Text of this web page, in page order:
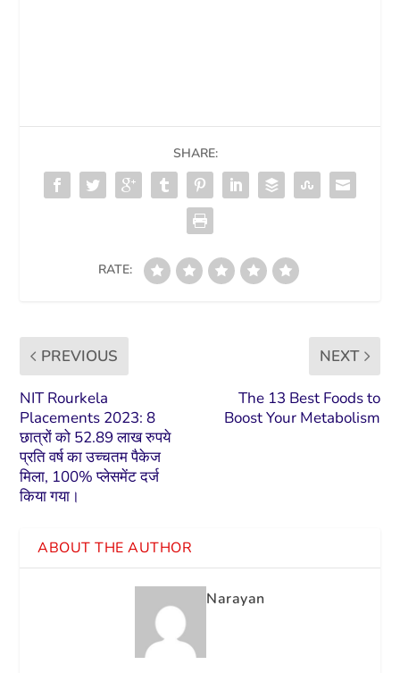
SHARE:
RATE:
PREVIOUS
NIT Rourkela
Placements 2023: 8
छात्रों को 52.89 लाख रुपये
प्रति वर्ष का उच्चतम पैकेज
मिला, 100% प्लेसमेंट दर्ज
किया गया।
NEXT
The 13 Best Foods to
Boost Your Metabolism
ABOUT THE AUTHOR
Narayan